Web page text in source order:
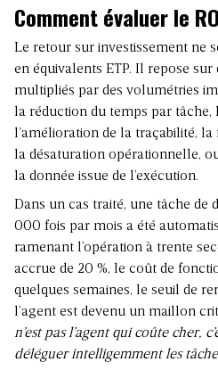
Comment évaluer le
Le retour sur investissement ne
en équivalents ETP. Il repose
multipliés par des volumétries
la réduction du temps par tâche,
l’amélioration de la traçabilité,
la désaturation opérationnelle,
la donnée issue de l’exécution.
Dans un cas traité, une tâche de
000 fois par mois a été
ramenant l’opération à trente
accrue de 20 %, le coût de
quelques semaines, le seuil de
l’agent est devenu un maillon
n’est pas l’agent qui coûte cher,
déléguer intelligemment les